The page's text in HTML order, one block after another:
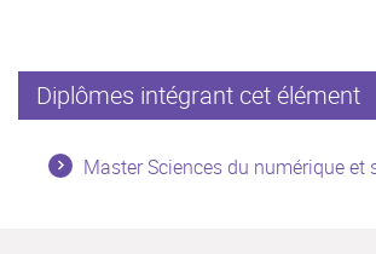
Diplômes intégrant cet élément
Master Sciences du numérique et